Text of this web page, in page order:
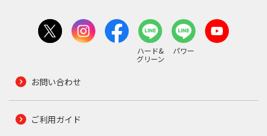
ハード&
グリーン
パワー
お問い合わせ
ご利用ガイド